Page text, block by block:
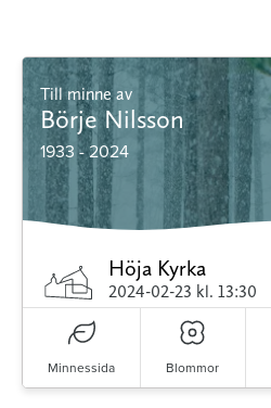
Till minne av
Börje Nilsson
1933 - 2024
Höja Kyrka
2024-02-23 kl. 13:30
Minnessida Blommor